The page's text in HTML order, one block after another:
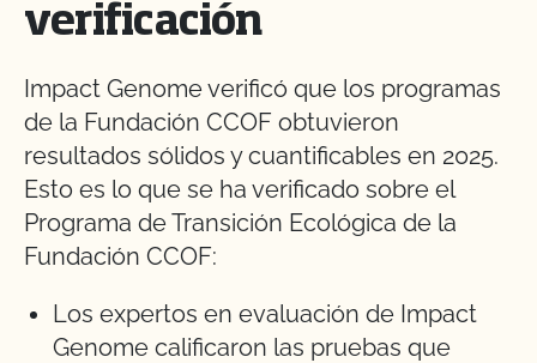
verificación
Impact Genome verificó que los programas
de la Fundación CCOF obtuvieron
resultados sólidos y cuantificables en 2025.
Esto es lo que se ha verificado sobre el
Programa de Transición Ecológica de la
Fundación CCOF:
Los expertos en evaluación de Impact
Genome calificaron las pruebas que